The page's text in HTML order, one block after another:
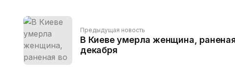
Предыдущая новость
В Киеве умерла женщина,
декабря